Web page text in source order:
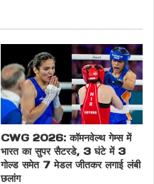
CWG 2026: कॉमनवेल्थ गेम्स में
भारत का सुपर सैटरडे, 3 घंटे में 3
गोल्ड समेत 7 मेडल जीतकर लगाई लंबी
छलांग